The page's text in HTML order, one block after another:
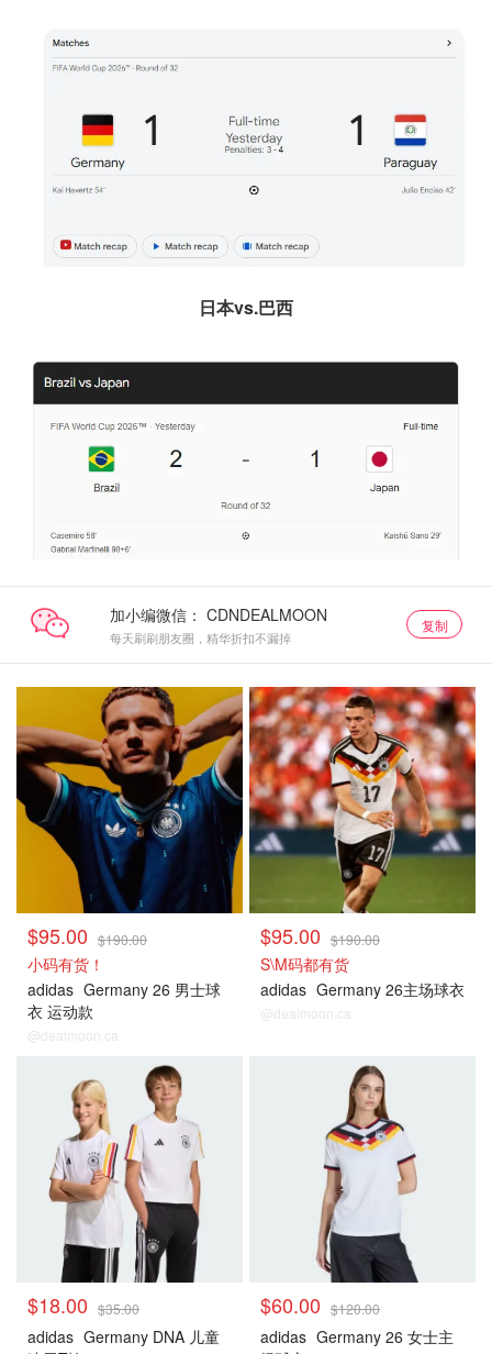
日本vs.巴西
加小编微信：
每天刷刷朋友圈，精华折扣不漏掉
复制
$95.00 $190.00
小码有货！
adidas Germany 26 男士球
衣 运动款
@dealmoon.ca
德国
$95.00 $190.00
S\M码都有货
adidas Germany 26主场球衣
@dealmoon.ca
$18.00 $35.00
adidas Germany DNA 儿童
$60.00 $120.00
adidas Germany 26 女士主